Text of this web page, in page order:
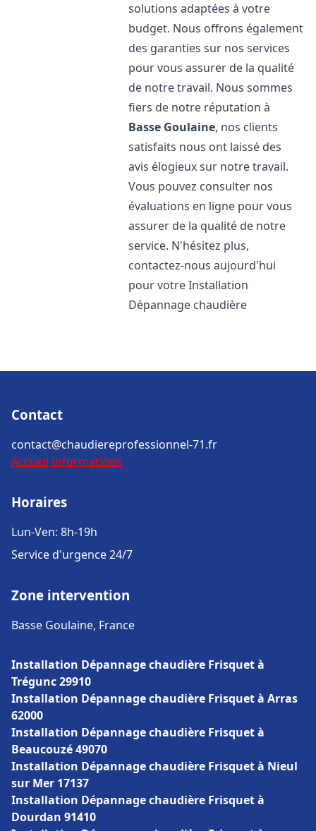
solutions adaptées à votre
budget. Nous offrons également
des garanties sur nos services
pour vous assurer de la qualité
de notre travail. Nous sommes
fiers de notre réputation à
Basse Goulaine, nos clients
satisfaits nous ont laissé des
avis élogieux sur notre travail.
Vous pouvez consulter nos
évaluations en ligne pour vous
assurer de la qualité de notre
service. N'hésitez plus,
contactez-nous aujourd'hui
pour votre Installation
Dépannage chaudière
Contact
contact@chaudiereprofessionnel-71.fr
Accueil Informations
Horaires
Lun-Ven: 8h-19h
Service d'urgence 24/7
Zone intervention
Basse Goulaine, France
Installation Dépannage chaudière Frisquet à
Trégunc 29910
Installation Dépannage chaudière Frisquet à Arras
62000
Installation Dépannage chaudière Frisquet à
Beaucouzé 49070
Installation Dépannage chaudière Frisquet à Nieul
sur Mer 17137
Installation Dépannage chaudière Frisquet à
Dourdan 91410